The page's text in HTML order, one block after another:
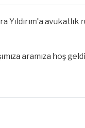
avukatlık
aramıza hoş